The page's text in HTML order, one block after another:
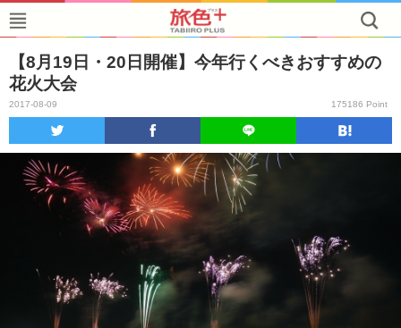
【8月19日・20日開催】今年行くべきおすすめの
花火大会
2017-08-09 175186 Point